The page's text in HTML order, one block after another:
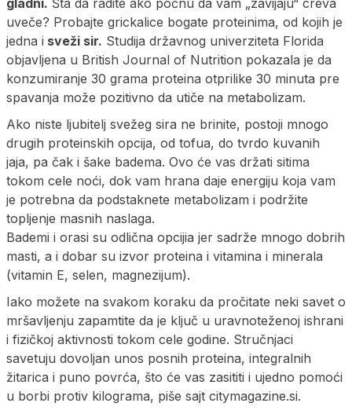
gladni. Šta da radite ako počnu da vam „zavijaju“ creva
uveče? Probajte grickalice bogate proteinima, od kojih je
jedna i sveži sir. Studija državnog univerziteta Florida
objavljena u British Journal of Nutrition pokazala je da
konzumiranje 30 grama proteina otprilike 30 minuta pre
spavanja može pozitivno da utiče na metabolizam.
Ako niste ljubitelj svežeg sira ne brinite, postoji mnogo
drugih proteinskih opcija, od tofua, do tvrdo kuvanih
jaja, pa čak i šake badema. Ovo će vas držati sitima
tokom cele noći, dok vam hrana daje energiju koja vam
je potrebna da podstaknete metabolizam i podržite
topljenje masnih naslaga.
Bademi i orasi su odlična opcijia jer sadrže mnogo dobrih
masti, a i dobar su izvor proteina i vitamina i minerala
(vitamin E, selen, magnezijum).
Iako možete na svakom koraku da pročitate neki savet o
mršavljenju zapamtite da je ključ u uravnoteženoj ishrani
i fizičkoj aktivnosti tokom cele godine. Stručnjaci
savetuju dovoljan unos posnih proteina, integralnih
žitarica i puno povrća, što će vas zasititi i ujedno pomoći
u borbi protiv kilograma, piše sajt citymagazine.si.